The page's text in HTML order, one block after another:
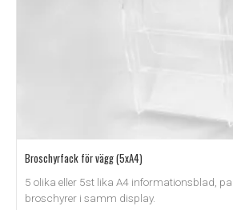
Broschyrfack för vägg (5xA4)
5 olika eller 5st lika A4 informationsblad,
broschyrer i samm display.